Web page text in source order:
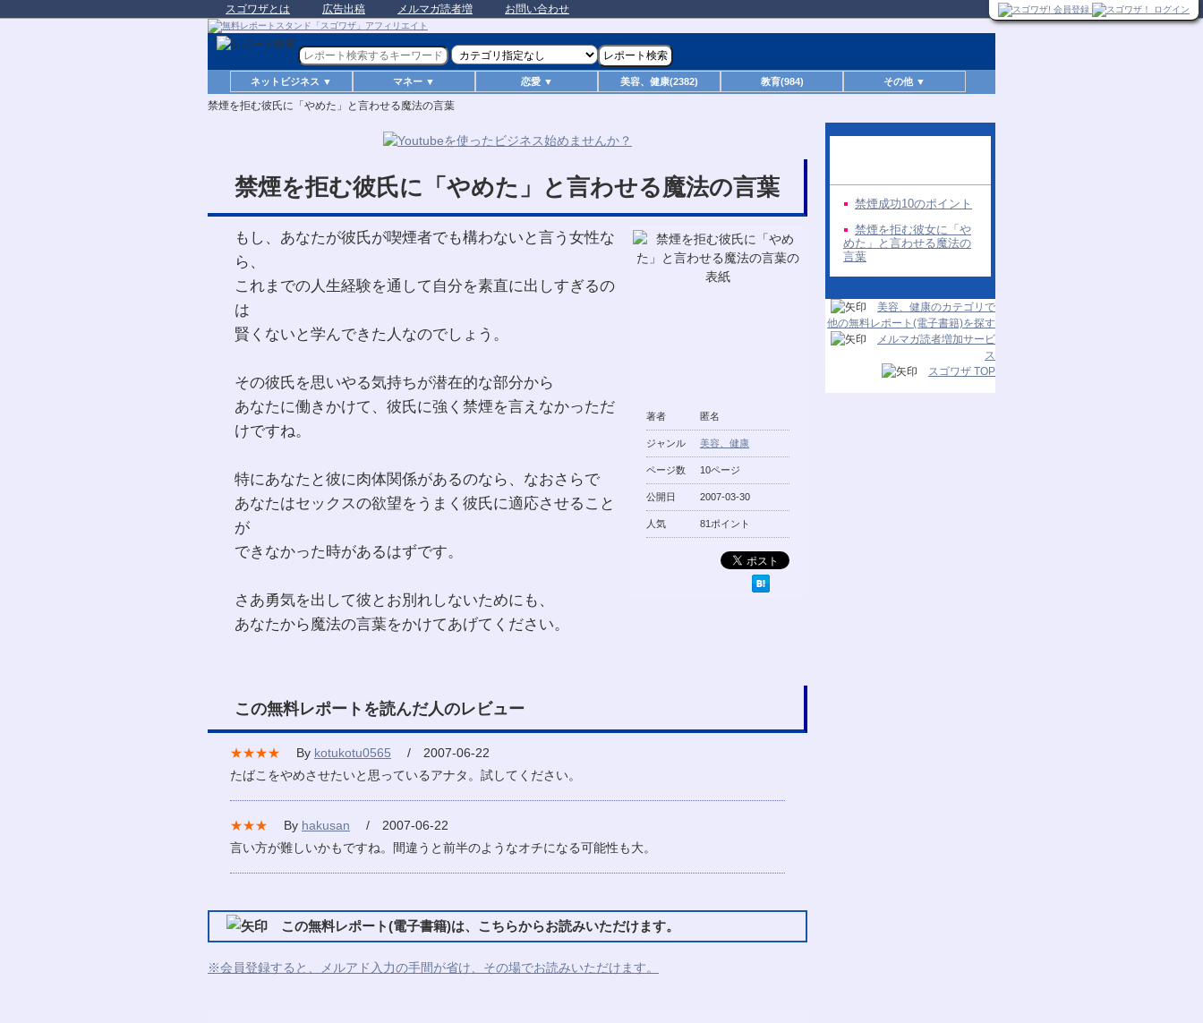
スゴワザとは 広告出稿 メルマガ読者増 お問い合わせ
ネットビジネス ▼ マネー ▼ 恋愛 ▼ 美容、健康(2382) 教育(984) その他 ▼
禁煙を拒む彼氏に「やめた」と言わせる魔法の言葉
禁煙を拒む彼氏に「やめた」と言わせる魔法の言葉
著者 匿名
ジャンル 美容、健康
ページ数 10ページ
公開日 2007-03-30
人気 81ポイント
もし、あなたが彼氏が喫煙者でも構わないと言う女性な
ら、
これまでの人生経験を通して自分を素直に出しすぎるの
は
賢くないと学んできた人なのでしょう。
その彼氏を思いやる気持ちが潜在的な部分から
あなたに働きかけて、彼氏に強く禁煙を言えなかっただ
けですね。
特にあなたと彼に肉体関係があるのなら、なおさらで
あなたはセックスの欲望をうまく彼氏に適応させること
が
できなかった時があるはずです。
さあ勇気を出して彼とお別れしないためにも、
あなたから魔法の言葉をかけてあげてください。
この無料レポートを読んだ人のレビュー
★★★★ By kotukotu0565 / 2007-06-22
たばこをやめさせたいと思っているアナタ。試してください。
★★★ By hakusan / 2007-06-22
言い方が難しいかもですね。間違うと前半のようなオチになる可能性も大。
この無料レポート(電子書籍)は、こちらからお読みいただけます。
※会員登録すると、メルアド入力の手間が省け、その場でお読みいただけます。
禁煙成功10のポイント
禁煙を拒む彼女に「や
めた」と言わせる魔法の
言葉
美容、健康のカテゴリで
他の無料レポート(電子書籍)を探す
メルマガ読者増加サービ
ス
スゴワザ TOP